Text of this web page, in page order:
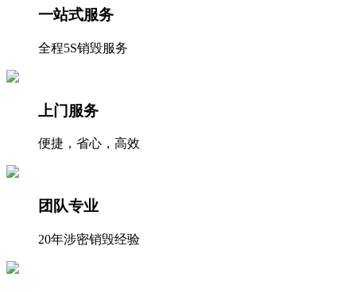
一站式服务
全程5S销毁服务
上门服务
便捷，省心，高效
团队专业
20年涉密销毁经验